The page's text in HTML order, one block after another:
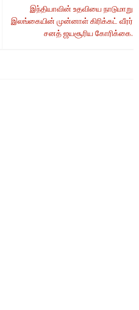
இந்தியாவின் உதவியை நாடுமாறு
இலங்கையின் முன்னாள் கிரிக்கட் வீரர்
சனத் ஜயசூரிய கோரிக்கை.